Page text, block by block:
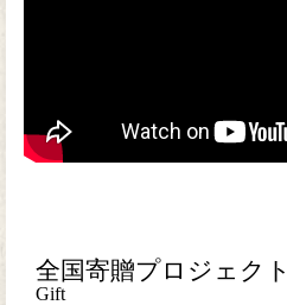
全国寄贈プロジェクト
Gift